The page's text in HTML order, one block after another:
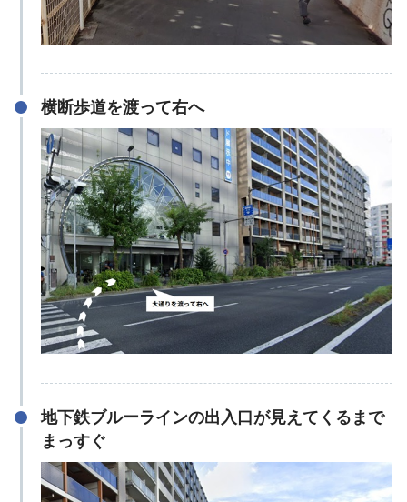
横断歩道を渡って右へ
地下鉄ブルーラインの出入口が見えてくるまで
まっすぐ